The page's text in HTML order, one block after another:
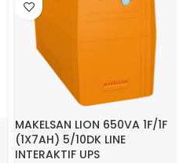
MAKELSAN LION 650VA 1F/1F
(1X7AH) 5/10DK LINE
INTERAKTIF UPS